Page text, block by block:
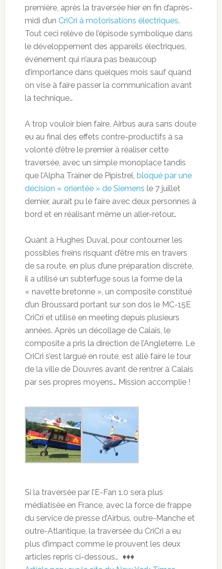
première, après la traversée hier en fin d’après-
midi d’un CriCri à motorisations électriques.
Tout ceci relève de l’épisode symbolique dans
le développement des appareils électriques,
événement qui n’aura pas beaucoup
d’importance dans quelques mois sauf quand
on vise à faire passer la communication avant
la technique…
A trop vouloir bien faire, Airbus aura sans doute
eu au final des effets contre-productifs à sa
volonté d’être le premier à réaliser cette
traversée, avec un simple monoplace tandis
que l’Alpha Trainer de Pipistrel, bloqué par une
décision « orientée » de Siemens le 7 juillet
dernier, aurait pu le faire avec deux personnes à
bord et en réalisant même un aller-retour…
Quant à Hughes Duval, pour contourner les
possibles freins risquant d’être mis en travers
de sa route, en plus d’une préparation discrète,
il a utilisé un subterfuge sous la forme de la
« navette bretonne », un composite constitué
d’un Broussard portant sur son dos le MC-15E
CriCri et utilisé en meeting depuis plusieurs
années. Après un décollage de Calais, le
composite a pris la direction de l’Angleterre. Le
CriCri s’est largué en route, est allé faire le tour
de la ville de Douvres avant de rentrer à Calais
par ses propres moyens… Mission accomplie !
Si la traversée par l’E-Fan 1.0 sera plus
médiatisée en France, avec la force de frappe
du service de presse d’Airbus, outre-Manche et
outre-Atlantique, la traversée du CriCri a eu
plus d’impact comme le prouvent les deux
articles repris ci-dessous… ♦♦♦